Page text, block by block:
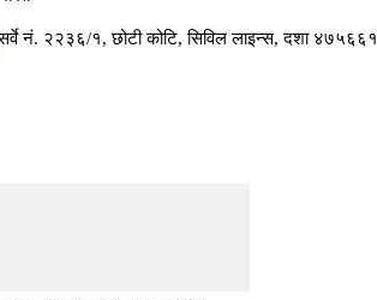
नं. २२३६/१, छोटी कोटि, सिविल लाइन्स, दशा ४७५६६१